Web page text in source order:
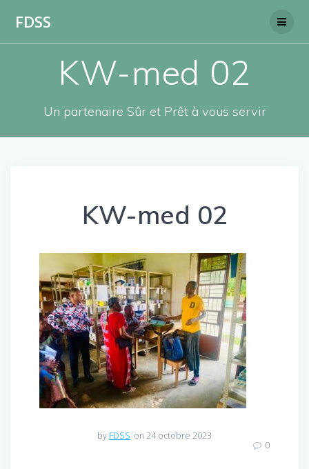
FDSS
KW-med 02
Un partenaire Sûr et Prêt à vous servir
KW-med 02
by FDSS on 24 octobre 2023
0